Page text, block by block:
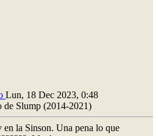
Lun, 18 Dec 2023, 0:48
de Slump (2014-2021)
la Sinson. Una pena lo que